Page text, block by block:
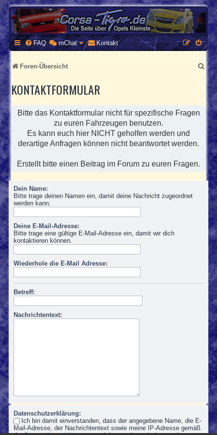
CORSA-TIGRA.DE
Homepage und Forum rund um Opel Corsa und Tigra
FAQ mChat Kontakt
Foren-Übersicht
S
u
h
KONTAKTFORMULAR
Bitte das Kontaktformular nicht für spezifische Fragen
zu euren Fahrzeugen benutzen.
Es kann euch hier NICHT geholfen werden und
derartige Anfragen können nicht beantwortet werden.
Erstellt bitte einen Beitrag im Forum zu euren Fragen.
Dein Name:
Bitte trage deinen Namen ein, damit deine Nachricht zugeordnet
werden kann.
Deine E-Mail-Adresse:
Bitte trage eine gültige E-Mail-Adresse ein, damit wir dich
kontaktieren können.
Wiederhole die E-Mail Adresse:
Betreff:
Nachrichtentext:
Datenschutzerklärung:
Ich bin damit einverstanden, dass der angegebene Name, die E-
Mail-Adresse, der Nachrichtentext sowie meine IP-Adresse gemäß